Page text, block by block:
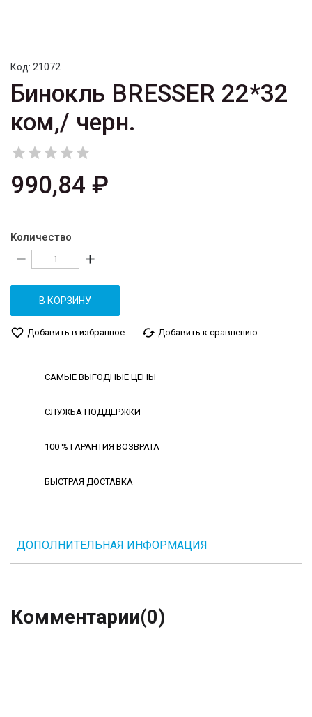
Код: 21072
Бинокль BRESSER 22*32
ком,/ черн.

990,84 ₽
Количество
remove add
В КОРЗИНУ
favorite_border Добавить в избранное cached Добавить к сравнению
САМЫЕ ВЫГОДНЫЕ ЦЕНЫ
СЛУЖБА ПОДДЕРЖКИ
100 % ГАРАНТИЯ ВОЗВРАТА
БЫСТРАЯ ДОСТАВКА
ДОПОЛНИТЕЛЬНАЯ ИНФОРМАЦИЯ
Комментарии(0)